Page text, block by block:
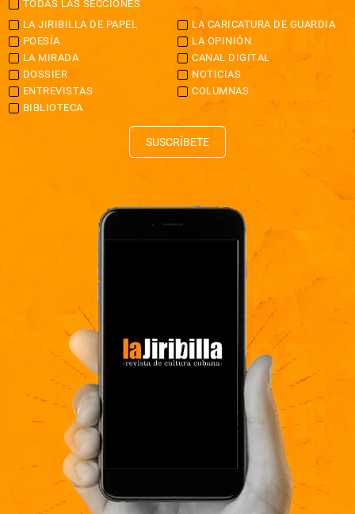
TODAS LAS SECCIONES
LA JIRIBILLA DE PAPEL
LA CARICATURA DE GUARDIA
POESÍA
LA OPINIÓN
LA MIRADA
CANAL DIGITAL
DOSSIER
NOTICIAS
ENTREVISTAS
COLUMNAS
BIBLIOTECA
SUSCRÍBETE